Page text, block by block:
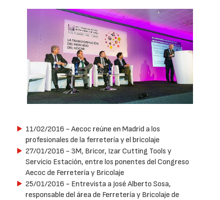
11/02/2016 - Aecoc reúne en Madrid a los
profesionales de la ferretería y el bricolaje
27/01/2016 - 3M, Bricor, Izar Cutting Tools y
Servicio Estación, entre los ponentes del Congreso
Aecoc de Ferretería y Bricolaje
25/01/2016 - Entrevista a José Alberto Sosa,
responsable del área de Ferretería y Bricolaje de